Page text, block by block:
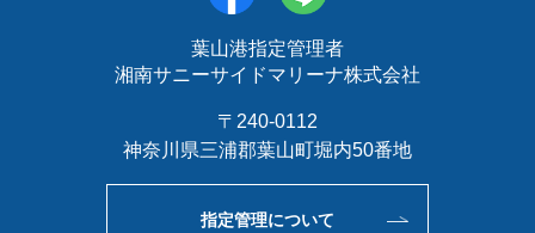
葉山港指定管理者
湘南サニーサイドマリーナ株式会社
〒240-0112
神奈川県三浦郡葉山町堀内50番地
指定管理について